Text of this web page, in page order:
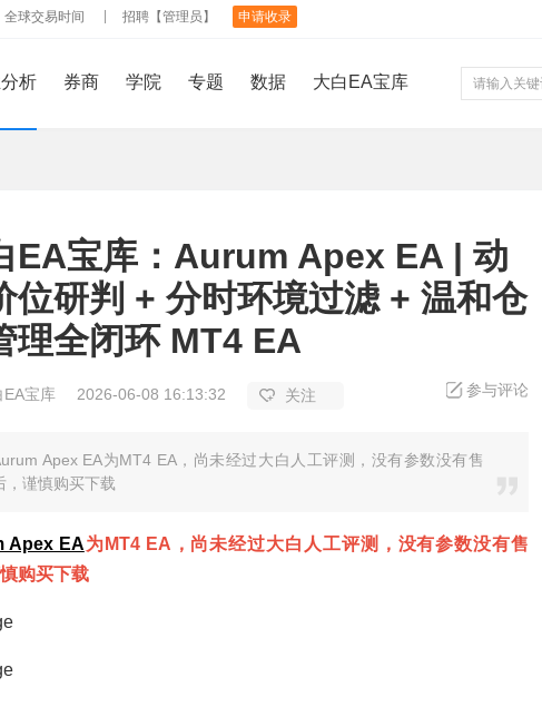
全球交易时间 招聘【管理员】 申请收录
析 券商 学院 专题 数据 大白EA宝库
EA宝库：Aurum Apex EA | 动
位研判 + 分时环境过滤 + 温和仓
理全闭环 MT4 EA
EA宝库 2026-06-08 16:13:32 关注 参与评论
Apex EA为MT4 EA，尚未经过大白人工评测，没有参数没有售
，谨慎购买下载
Apex EA为MT4 EA，尚未经过大白人工评测，没有参数没有售
购买下载